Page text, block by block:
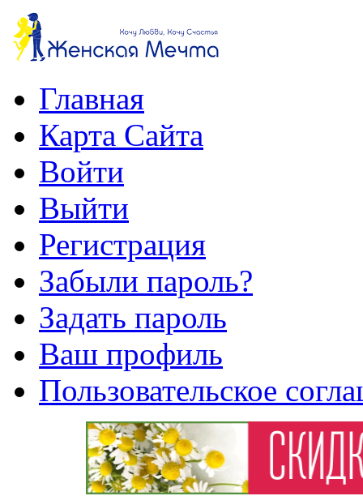
Главная
Карта Сайта
Войти
Выйти
Регистрация
Забыли пароль?
Задать пароль
Ваш профиль
Пользовательское